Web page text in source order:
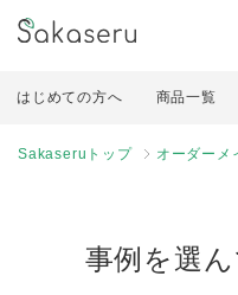
はじめての方へ 商品一覧
Sakaseruトップ オーダーメ
事例を選